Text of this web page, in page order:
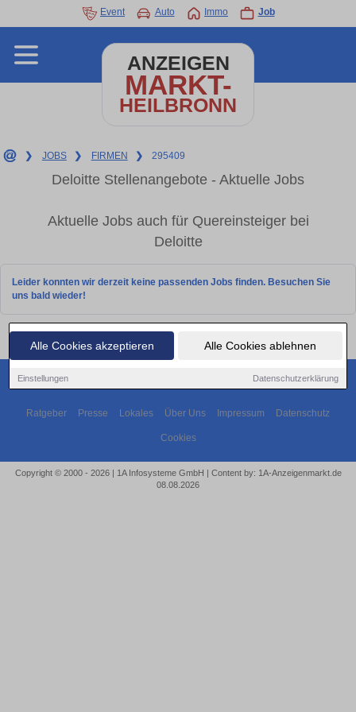
Alle Cookies akzeptieren Alle Cookies ablehnen
Einstellungen Datenschutzerklärung
Event Auto Immo Job
ANZEIGEN
MARKT-
HEILBRONN
❯ JOBS ❯ FIRMEN ❯ 295409
Deloitte Stellenangebote - Aktuelle Jobs
Aktuelle Jobs auch für Quereinsteiger bei
Deloitte
Leider konnten wir derzeit keine passenden Jobs finden. Besuchen Sie
uns bald wieder!
Ratgeber Presse Lokales Über Uns Impressum Datenschutz
Cookies
Copyright © 2000 - 2026 | 1A Infosysteme GmbH | Content by: 1A-Anzeigenmarkt.de
08.08.2026